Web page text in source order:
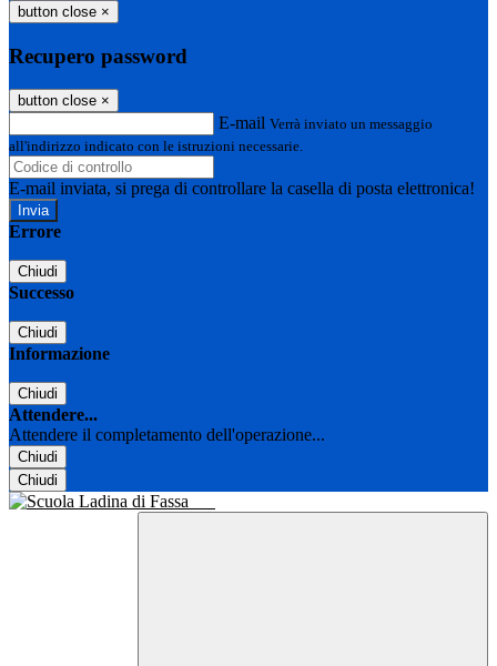
button close ×
Recupero password
button close ×
E-mail Verrà inviato un messaggio
all'indirizzo indicato con le istruzioni necessarie.
E-mail inviata, si prega di controllare la casella di posta elettronica!
Errore
Chiudi
Successo
Chiudi
Informazione
Chiudi
Attendere...
Attendere il completamento dell'operazione...
Chiudi
Chiudi